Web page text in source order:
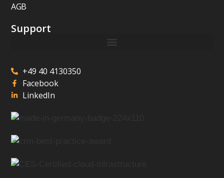
AGB
Support
+49 40 4130350
Facebook
LinkedIn